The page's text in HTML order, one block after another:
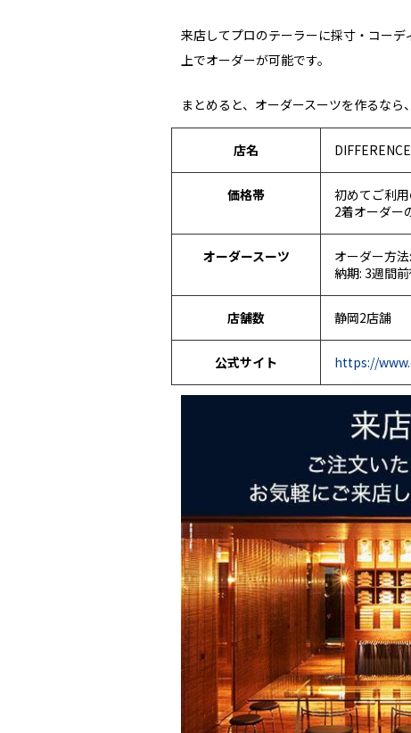
来店してプロのテーラーに採寸・コー
上でオーダーが可能です。
まとめると、オーダースーツを作るなら
店名 DIFFERENCE
価格帯
初めてご利
2着オーダー
オーダースーツ
オーダー方
納期: 3週間
店舗数 静岡2店舗
公式サイト https://